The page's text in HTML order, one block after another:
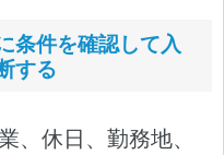
条件を確認して入
する
、休日、勤務地、